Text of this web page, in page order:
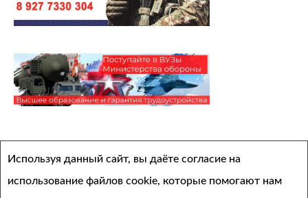
Архивы
Выберите месяц
Используя данный сайт, вы даёте согласие на
использование файлов cookie, которые помогают нам